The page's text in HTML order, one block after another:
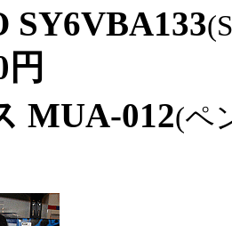
SY6VBA133
円
MUA-012(ペ